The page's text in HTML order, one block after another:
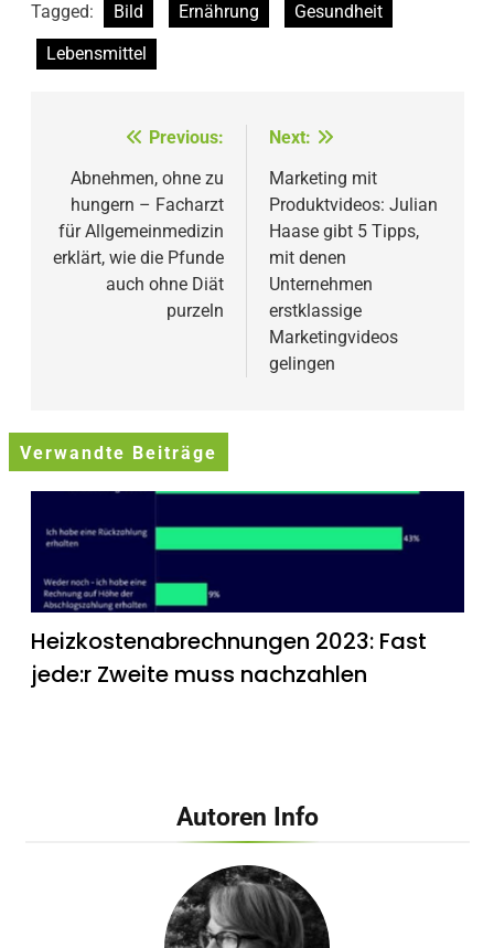
Tagged: Bild Ernährung
Gesundheit
Lebensmittel
Beitragsnavigation
Previous:
Abnehmen, ohne zu
hungern – Facharzt
für Allgemeinmedizin
erklärt, wie die Pfunde
auch ohne Diät
purzeln
Next:
Marketing mit
Produktvideos: Julian
Haase gibt 5 Tipps,
mit denen
Unternehmen
erstklassige
Marketingvideos
gelingen
Verwandte Beiträge
Heizkostenabrechnungen 2023: Fast
jede:r Zweite muss nachzahlen
Late Night Shopping bei Galeria Bonn /
Sängerin Leony eröffnet Event im
Rahmen der Beauty & Wäsche Days
Autoren Info